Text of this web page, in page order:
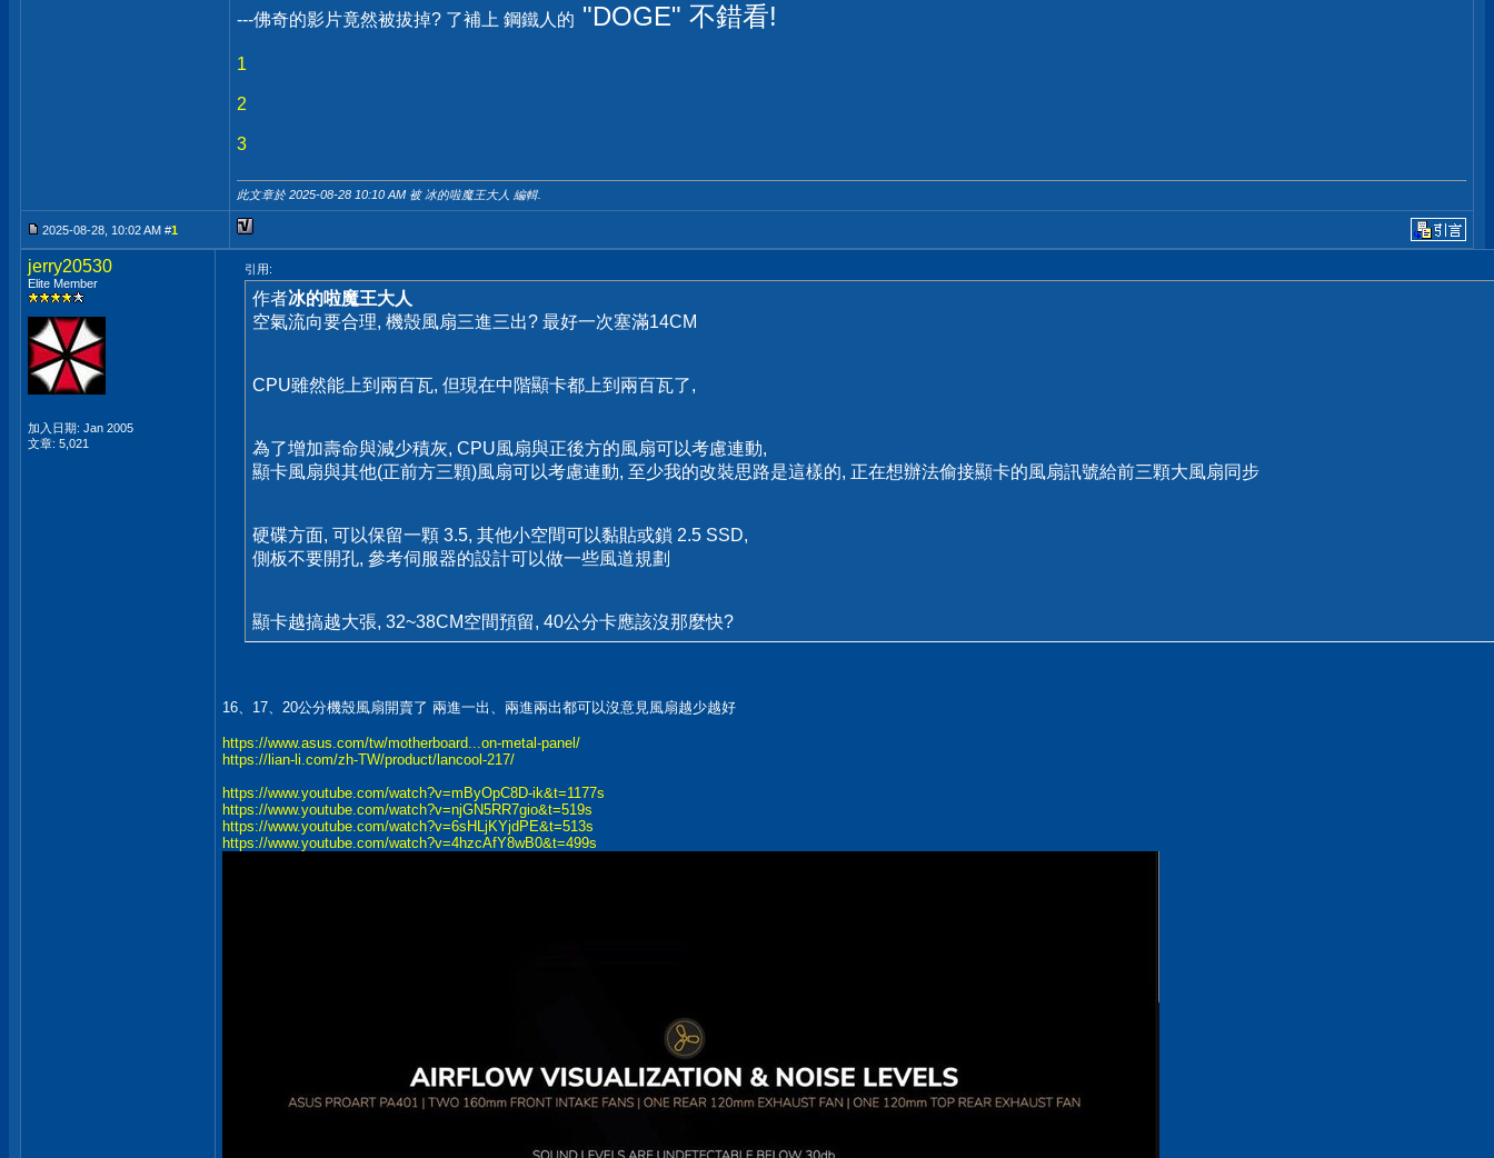
---佛奇的影片竟然被拔掉? 了補上 鋼鐵人的 "DOGE" 不錯看!
1
2
3
此文章於 2025-08-28 10:10 AM 被 冰的啦魔王大人 編輯.
2025-08-28, 10:02 AM #1
jerry20530
Elite Member
加入日期: Jan 2005
文章: 5,021
引用:
作者冰的啦魔王大人
空氣流向要合理, 機殼風扇三進三出? 最好一次塞滿14CM
CPU雖然能上到兩百瓦, 但現在中階顯卡都上到兩百瓦了,
為了增加壽命與減少積灰, CPU風扇與正後方的風扇可以考慮連動,
顯卡風扇與其他(正前方三顆)風扇可以考慮連動, 至少我的改裝思路是這樣的, 正在想辦法偷接顯卡的風扇訊號給前三顆大風扇同步
硬碟方面, 可以保留一顆 3.5, 其他小空間可以黏貼或鎖 2.5 SSD,
側板不要開孔, 參考伺服器的設計可以做一些風道規劃
顯卡越搞越大張, 32~38CM空間預留, 40公分卡應該沒那麼快?
16、17、20公分機殼風扇開賣了 兩進一出、兩進兩出都可以沒意見風扇越少越好
https://www.asus.com/tw/motherboard...on-metal-panel/
https://lian-li.com/zh-TW/product/lancool-217/
https://www.youtube.com/watch?v=mByOpC8D-ik&t=1177s
https://www.youtube.com/watch?v=njGN5RR7gio&t=519s
https://www.youtube.com/watch?v=6sHLjKYjdPE&t=513s
https://www.youtube.com/watch?v=4hzcAfY8wB0&t=499s